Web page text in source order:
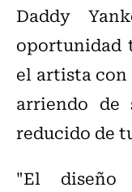
Daddy
oportunidad
el artista con
arriendo de
reducido de
"El